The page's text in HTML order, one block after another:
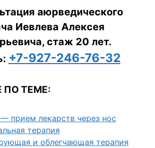
аюрведического
Иевлева Алексея
стаж 20 лет.
+7-927-246-76-32
ТЕМЕ:
прием лекарств через нос
терапия
и облегчающая терапия